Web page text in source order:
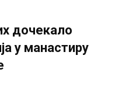
дочекало
у манастиру